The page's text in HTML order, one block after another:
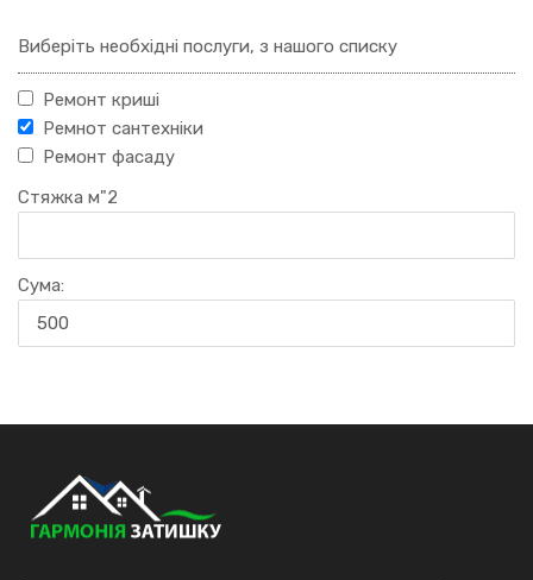
Виберіть необхідні послуги, з нашого списку
Ремонт криші
Ремнот сантехніки
Ремонт фасаду
Стяжка м"2
Сума: